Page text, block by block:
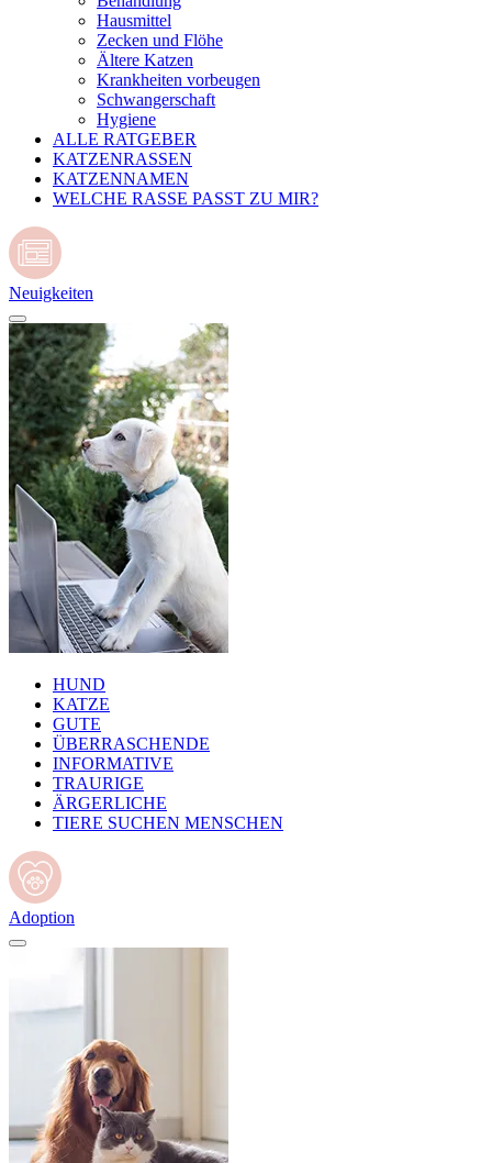
Hausmittel
Zecken und Flöhe
Ältere Katzen
Krankheiten vorbeugen
Schwangerschaft
Hygiene
ALLE RATGEBER
KATZENRASSEN
KATZENNAMEN
WELCHE RASSE PASST ZU MIR?
Neuigkeiten
HUND
KATZE
GUTE
ÜBERRASCHENDE
INFORMATIVE
TRAURIGE
ÄRGERLICHE
TIERE SUCHEN MENSCHEN
Adoption